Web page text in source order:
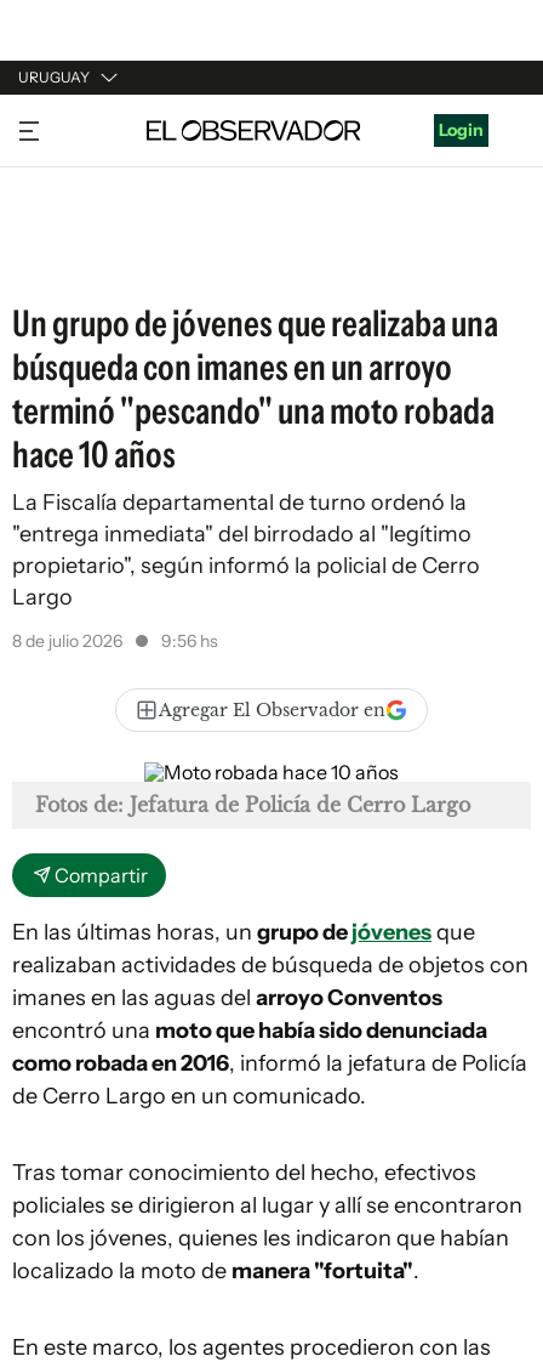
URUGUAY
URUGUAY
ARGENTINA
Login
Un grupo de jóvenes que realizaba una
búsqueda con imanes en un arroyo
terminó "pescando" una moto robada
hace 10 años
La Fiscalía departamental de turno ordenó la
"entrega inmediata" del birrodado al "legítimo
propietario", según informó la policial de Cerro
Largo
8 de julio 2026 9:56 hs
Agregar El Observador en
Fotos de: Jefatura de Policía de Cerro Largo
Compartir
En las últimas horas, un grupo dejóvenesque
realizaban actividades de búsqueda de objetos con
imanes en las aguas del arroyo Conventos
encontró una moto que había sido denunciada
como robada en 2016, informó la jefatura de Policía
de Cerro Largo en un comunicado.
Tras tomar conocimiento del hecho, efectivos
policiales se dirigieron al lugar y allí se encontraron
con los jóvenes, quienes les indicaron que habían
localizado la moto de manera "fortuita".
En este marco, los agentes procedieron con las